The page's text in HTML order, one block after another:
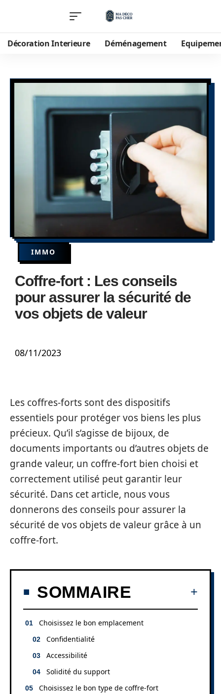
Décoration Interieure Déménagement
IMMO
Coffre-fort : Les conseils
pour assurer la sécurité de
vos objets de valeur
08/11/2023
Les coffres-forts sont des dispositifs
essentiels pour protéger vos biens les plus
précieux. Qu’il s’agisse de bijoux, de
documents importants ou d’autres objets de
grande valeur, un coffre-fort bien choisi et
correctement utilisé peut garantir leur
sécurité. Dans cet article, nous vous
donnerons des conseils pour assurer la
sécurité de vos objets de valeur grâce à un
coffre-fort.
SOMMAIRE
Choisissez le bon emplacement
Confidentialité
Accessibilité
Solidité du support
Choisissez le bon type de coffre-fort